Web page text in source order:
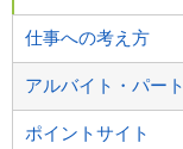
仕事への考え方
アルバイト・パート
ポイントサイト